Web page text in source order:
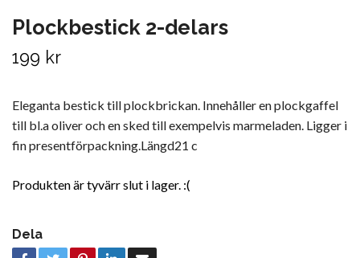
Plockbestick 2-delars
199 kr
Eleganta bestick till plockbrickan. Innehåller en plockgaffel
till bl.a oliver och en sked till exempelvis marmeladen. Ligger i
fin presentförpackning.Längd21 c
Produkten är tyvärr slut i lager. :(
Dela